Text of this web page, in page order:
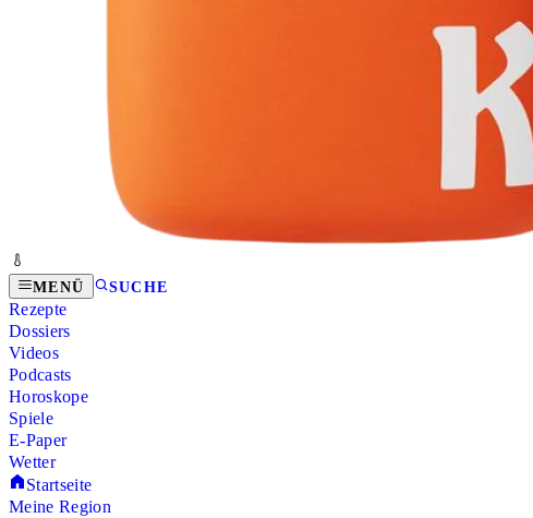
MENÜ SUCHE
Rezepte
Dossiers
Videos
Podcasts
Horoskope
Spiele
E-Paper
Wetter
Startseite
Meine Region